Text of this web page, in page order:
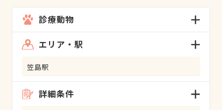
診療動物
エリア・駅
笠島駅
詳細条件